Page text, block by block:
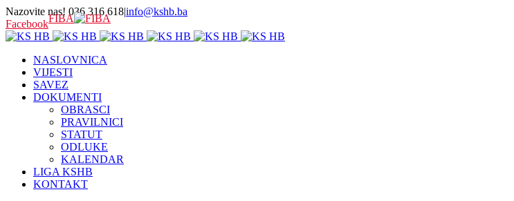
Nazovite nas! 036 316 618|info@kshb.ba
FacebookFIBA
NASLOVNICA
VIJESTI
SAVEZ
DOKUMENTI
OBRASCI
PRAVILNICI
STATUT
ODLUKE
KALENDAR
LIGA KSHB
KONTAKT